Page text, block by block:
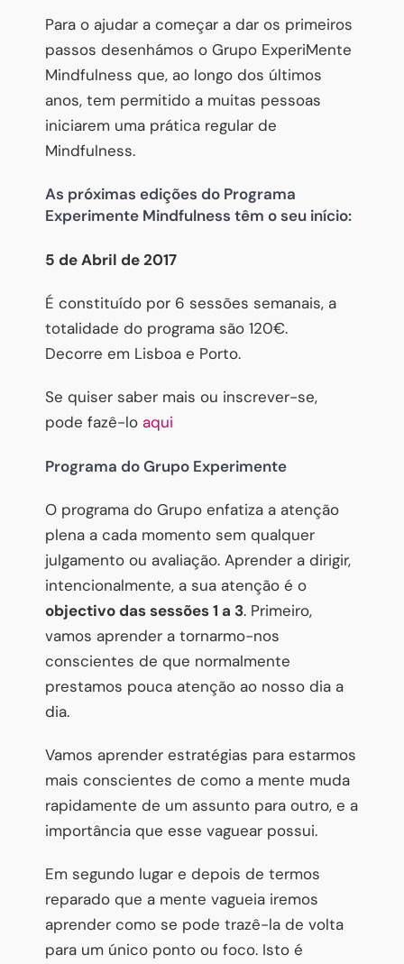
Para o ajudar a começar a dar os primeiros
passos desenhámos o Grupo ExperiMente
Mindfulness que, ao longo dos últimos
anos, tem permitido a muitas pessoas
iniciarem uma prática regular de
Mindfulness.
As próximas edições do Programa
Experimente Mindfulness têm o seu início:
5 de Abril de 2017
É constituído por 6 sessões semanais, a
totalidade do programa são 120€.
Decorre em Lisboa e Porto.
Se quiser saber mais ou inscrever-se,
pode fazê-lo aqui
Programa do Grupo Experimente
O programa do Grupo enfatiza a atenção
plena a cada momento sem qualquer
julgamento ou avaliação. Aprender a dirigir,
intencionalmente, a sua atenção é o
objectivo das sessões 1 a 3. Primeiro,
vamos aprender a tornarmo-nos
conscientes de que normalmente
prestamos pouca atenção ao nosso dia a
dia.
Vamos aprender estratégias para estarmos
mais conscientes de como a mente muda
rapidamente de um assunto para outro, e a
importância que esse vaguear possui.
Em segundo lugar e depois de termos
reparado que a mente vagueia iremos
aprender como se pode trazê-la de volta
para um único ponto ou foco. Isto é